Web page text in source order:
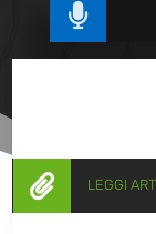

 LEGGI